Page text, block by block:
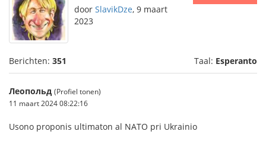
door SlavikDze, 9 maart
2023
Berichten: 351 Taal: Esperanto
Леопольд (Profiel tonen)
11 maart 2024 08:22:16
Usono proponis ultimaton al NATO pri Ukrainio